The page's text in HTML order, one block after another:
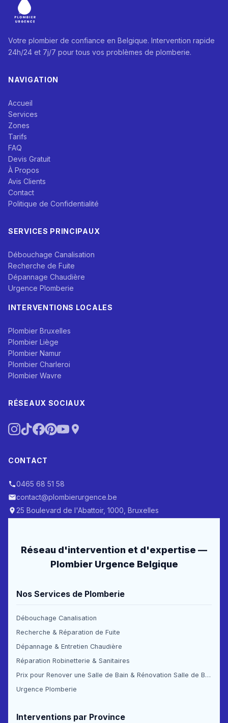
Votre plombier de confiance en Belgique. Intervention rapide
24h/24 et 7j/7 pour tous vos problèmes de plomberie.
NAVIGATION
Accueil
Services
Zones
Tarifs
FAQ
Devis Gratuit
À Propos
Avis Clients
Contact
Politique de Confidentialité
SERVICES PRINCIPAUX
Débouchage Canalisation
Recherche de Fuite
Dépannage Chaudière
Urgence Plomberie
INTERVENTIONS LOCALES
Plombier Bruxelles
Plombier Liège
Plombier Namur
Plombier Charleroi
Plombier Wavre
RÉSEAUX SOCIAUX
CONTACT
0465 68 51 58
contact@plombierurgence.be
25 Boulevard de l'Abattoir, 1000, Bruxelles
Réseau d'intervention et d'expertise —
Plombier Urgence Belgique
Nos Services de Plomberie
Débouchage Canalisation
Recherche & Réparation de Fuite
Dépannage & Entretien Chaudière
Réparation Robinetterie & Sanitaires
Prix pour Renover une Salle de Bain & Rénovation Salle de Bain Prix
Urgence Plomberie
Interventions par Province